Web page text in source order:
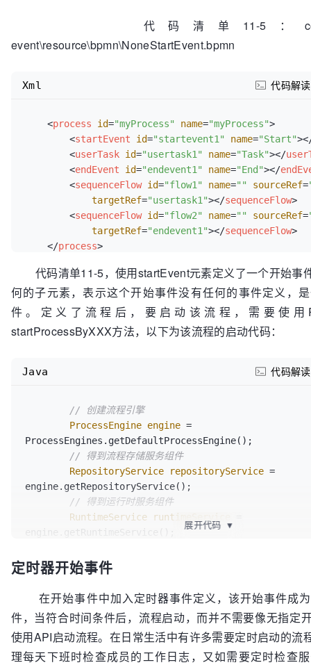
代码清单11-5：
event\resource\bpmn\NoneStartEvent.bpmn
<process id="myProcess" name="myProcess">
<startEvent id="startevent1" name="Start">
<userTask id="usertask1" name="Task"></
<endEvent id="endevent1" name="End"></
<sequenceFlow id="flow1" name="" sourceRef=
targetRef="usertask1"></sequenceFlow>
<sequenceFlow id="flow2" name="" sourceRef=
targetRef="endevent1"></sequenceFlow>
</process>
Xml 代码解读
代码清单11-5，使用startEvent元素定义了一个开始事
何的子元素，表示这个开始事件没有任何的事件定义，
件。定义了流程后，要启动该流程，需要使用
startProcessByXXX方法，以下为该流程的启动代码：
// 创建流程引擎
ProcessEngine engine =
ProcessEngines.getDefaultProcessEngine();
// 得到流程存储服务组件
RepositoryService
repositoryService =
engine.getRepositoryService();
// 得到运行时服务组件
RuntimeService
runtimeService
engine.getRuntimeService();
        repositoryService.createDeployment()
.addClasspathResource("bpmn/NoneStartEvent.bpmn"
Java 代码解读
展开代码 ▼
定时器开始事件
在开始事件中加入定时器事件定义，该开始事件成为
件，当符合时间条件后，流程启动，而并不需要像无指定
使用API启动流程。在日常生活中有许多需要定时启动的流
理每天下班时检查成员的工作日志，又如需要定时检查